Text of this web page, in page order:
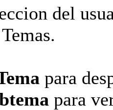
del
para
para